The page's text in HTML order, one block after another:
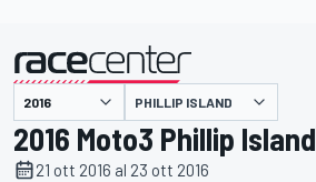
presentato da PHILLIP ISLAND
2016 Moto3 Phillip Island
21 ott 2016 al 23 ott 2016